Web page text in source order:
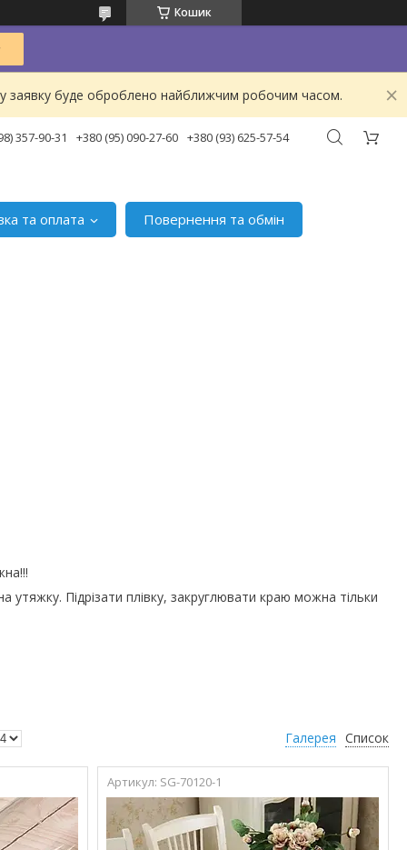
Кошик
заявку буде оброблено найближчим робочим часом.
357-90-31 +380 (95) 090-27-60 +380 (93) 625-57-54
та оплата
Повернення та обмін
Підрізати плівку, закруглювати краю можна тільки
Галерея Список
SG-70120-1